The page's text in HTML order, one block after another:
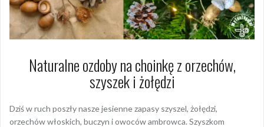
Naturalne ozdoby na choinkę z orzechów,
szyszek i żołędzi
Dziś w ruch poszły nasze jesienne zapasy szyszel, żołędzi,
orzechów włoskich, buczyn i owoców ambrowca. Szyszkom